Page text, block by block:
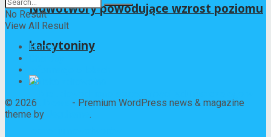
Nowotwory powodujące wzrost poziomu
kalcytoniny
No Result
View All Result
Home
Opieka zdrowotna
© 2026
- Premium WordPress news & magazine
theme by
.